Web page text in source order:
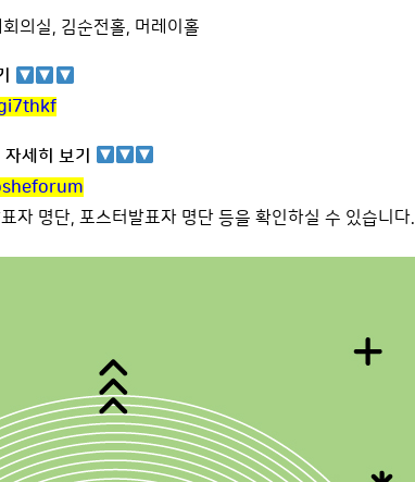
의실, 김순전홀, 머레이홀
세히 보기
자 명단, 포스터발표자 명단 등을 확인하실 수 있습니다.